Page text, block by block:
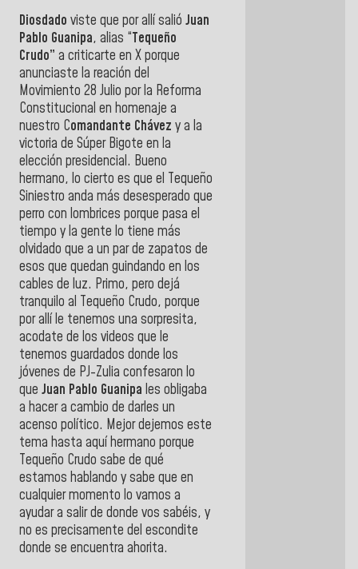
Diosdado viste que por allí salió Juan
Pablo Guanipa, alias “Tequeño
Crudo” a criticarte en X porque
anunciaste la reación del
Movimiento 28 Julio por la Reforma
Constitucional en homenaje a
nuestro Comandante Chávez y a la
victoria de Súper Bigote en la
elección presidencial. Bueno
hermano, lo cierto es que el Tequeño
Siniestro anda más desesperado que
perro con lombrices porque pasa el
tiempo y la gente lo tiene más
olvidado que a un par de zapatos de
esos que quedan guindando en los
cables de luz. Primo, pero dejá
tranquilo al Tequeño Crudo, porque
por allí le tenemos una sorpresita,
acodate de los videos que le
tenemos guardados donde los
jóvenes de PJ-Zulia confesaron lo
que Juan Pablo Guanipa les obligaba
a hacer a cambio de darles un
acenso político. Mejor dejemos este
tema hasta aquí hermano porque
Tequeño Crudo sabe de qué
estamos hablando y sabe que en
cualquier momento lo vamos a
ayudar a salir de donde vos sabéis, y
no es precisamente del escondite
donde se encuentra ahorita.